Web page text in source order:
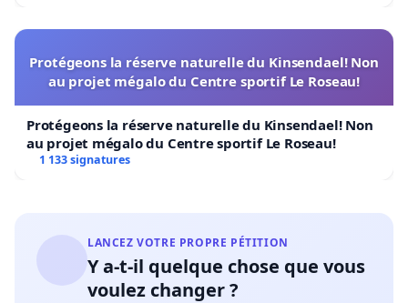
Protégeons la réserve naturelle du Kinsendael! Non
au projet mégalo du Centre sportif Le Roseau!
Protégeons la réserve naturelle du Kinsendael! Non
au projet mégalo du Centre sportif Le Roseau!
1 133 signatures
LANCEZ VOTRE PROPRE PÉTITION
Y a-t-il quelque chose que vous
voulez changer ?